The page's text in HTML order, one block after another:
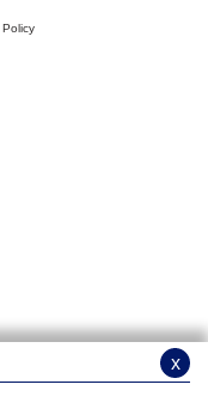
Policy
x